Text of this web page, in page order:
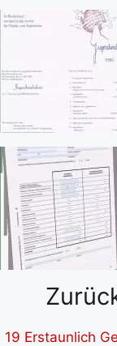
19 Erstaunlich